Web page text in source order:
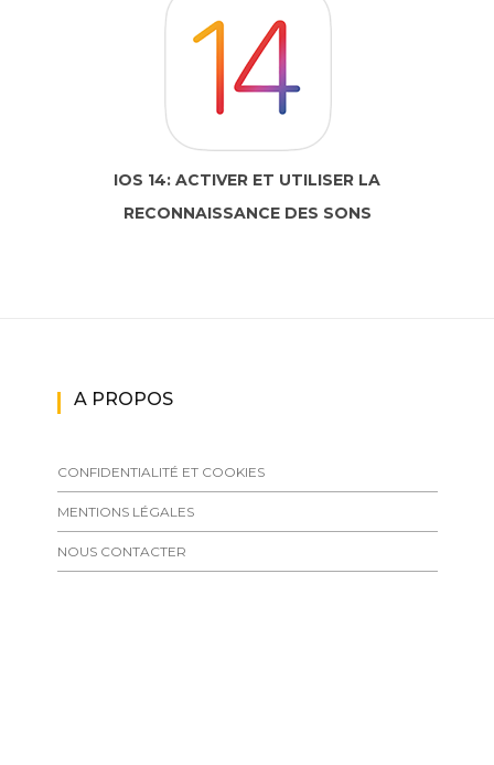
IOS 14: ACTIVER ET UTILISER LA
RECONNAISSANCE DES SONS
A PROPOS
CONFIDENTIALITÉ ET COOKIES
MENTIONS LÉGALES
NOUS CONTACTER